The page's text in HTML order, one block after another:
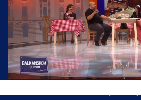
Ispraćaj Pojasa Presvete
Hrama Svetog Save